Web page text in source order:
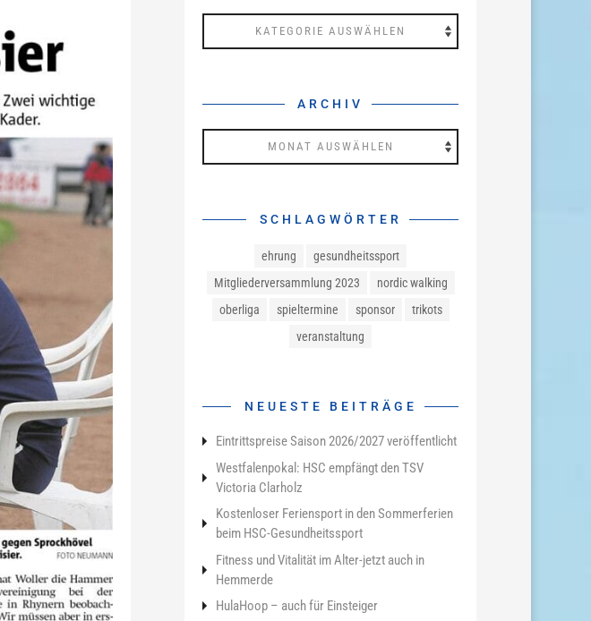
ARCHIV
SCHLAGWÖRTER
ehrung
gesundheitssport
Mitgliederversammlung 2023
nordic walking
oberliga
spieltermine sponsor
trikots
veranstaltung
NEUESTE BEITRÄGE
Eintrittspreise Saison 2026/2027 veröffentlicht
Westfalenpokal: HSC empfängt den TSV
Victoria Clarholz
Kostenloser Feriensport in den Sommerferien
beim HSC-Gesundheitssport
Fitness und Vitalität im Alter-jetzt auch in
Hemmerde
HulaHoop – auch für Einsteiger